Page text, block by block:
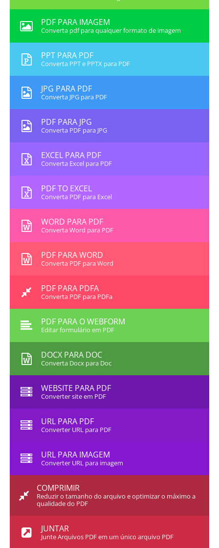
PDF PARA IMAGEM
Converta pdf para qualquer formato de imagem
PPT PARA PDF
Converta PPT e PPTX para PDF
JPG PARA PDF
Converta JPG para PDF
PDF PARA JPG
Converta PDF para JPG
EXCEL PARA PDF
Converta Excel para PDF
PDF TO EXCEL
Converta PDF para Excel
WORD PARA PDF
Converta Word para PDF
PDF PARA WORD
Converta PDF para Word
PDF PARA PDFA
Converta PDF para PDFa
PDF PARA O WEBFORM
Editar formulário em PDF
DOCX PARA DOC
Converta Docx para Doc
WEBSITE PARA PDF
Converter site em PDF
URL PARA PDF
Converter URL para PDF
URL PARA IMAGEM
Converter URL para imagem
COMPRIMIR
Reduzir o tamanho do arquivo e optimizar o máximo a
qualidade do PDF
JUNTAR
Junte Arquivos PDF em um único arquivo PDF